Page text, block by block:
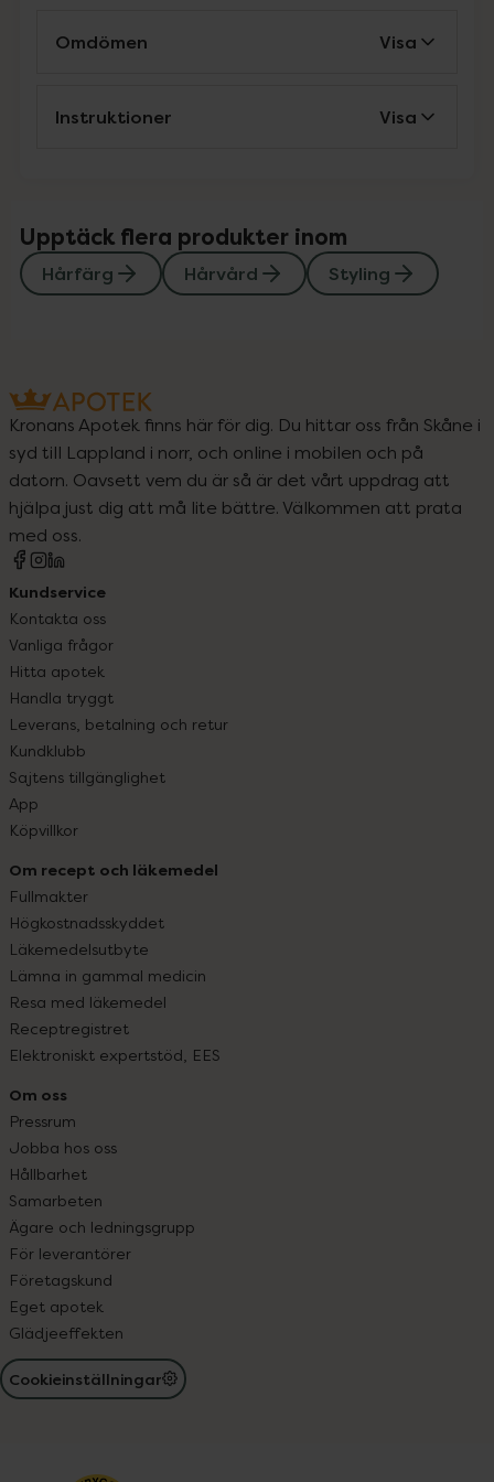
Omdömen Visa
Instruktioner Visa
Upptäck flera produkter inom
Hårfärg Hårvård Styling
Kronans Apotek finns här för dig. Du hittar oss från Skåne i
syd till Lappland i norr, och online i mobilen och på
datorn. Oavsett vem du är så är det vårt uppdrag att
hjälpa just dig att må lite bättre. Välkommen att prata
med oss.
Kundservice
Kontakta oss
Vanliga frågor
Hitta apotek
Handla tryggt
Leverans, betalning och retur
Kundklubb
Sajtens tillgänglighet
App
Köpvillkor
Om recept och läkemedel
Fullmakter
Högkostnadsskyddet
Läkemedelsutbyte
Lämna in gammal medicin
Resa med läkemedel
Receptregistret
Elektroniskt expertstöd, EES
Om oss
Pressrum
Jobba hos oss
Hållbarhet
Samarbeten
Ägare och ledningsgrupp
För leverantörer
Företagskund
Eget apotek
Glädjeeffekten
Cookieinställningar